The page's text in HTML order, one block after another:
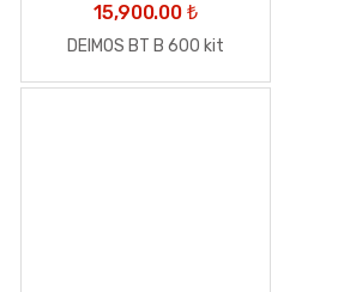
15,900.00 ₺
DEIMOS BT B 600 kit